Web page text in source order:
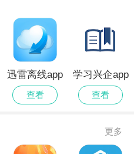
迅雷离线app
查看
学习兴企app
查看
更多